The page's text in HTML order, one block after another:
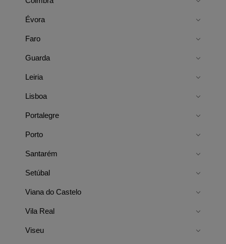
Évora
Faro
Guarda
Leiria
Lisboa
Portalegre
Porto
Santarém
Setúbal
Viana do Castelo
Vila Real
Viseu